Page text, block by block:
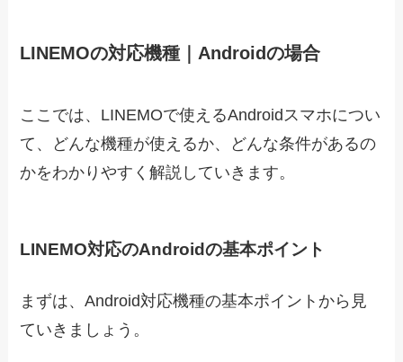
LINEMOの対応機種｜Androidの場合
ここでは、LINEMOで使えるAndroidスマホについ
て、どんな機種が使えるか、どんな条件があるの
かをわかりやすく解説していきます。
LINEMO対応のAndroidの基本ポイント
まずは、Android対応機種の基本ポイントから見
ていきましょう。